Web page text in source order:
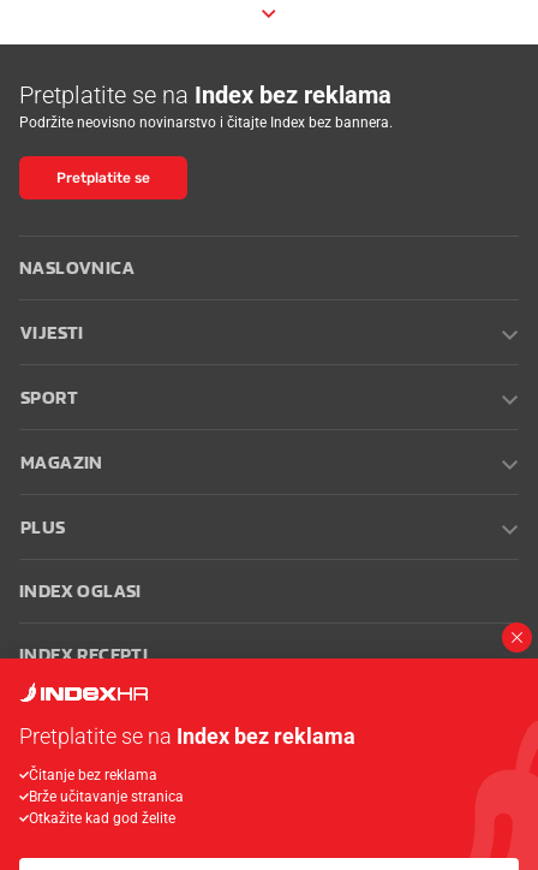
Pretplatite se na Index bez reklama
Podržite neovisno novinarstvo i čitajte Index bez bannera.
Pretplatite se
NASLOVNICA
VIJESTI
SPORT
MAGAZIN
PLUS
INDEX OGLASI
INDEX RECEPTI
Oglašavanje Zaposli se na Indexu
korištenja
Postavke kolačića
Pretplatite se na Index bez reklama
Čitanje bez reklama
Brže učitavanje stranica
Otkažite kad god želite